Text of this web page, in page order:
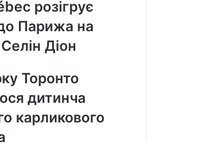
розігрує
Парижа на
Діон
Торонто
дитинча
карликового